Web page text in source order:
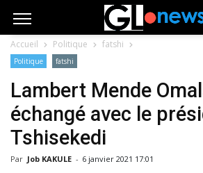
Accueil Politique fatshi
Politique fatshi
Lambert Mende
échangé avec le
Tshisekedi
Par Job KAKULE - 6 janvier 2021 17:01